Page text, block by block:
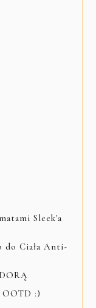
Sleek'a
do Ciała Anti-
OOTD :)